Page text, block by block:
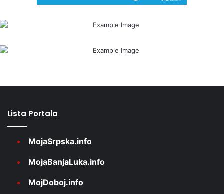
Lista Portala
MojaSrpska.info
MojaBanjaLuka.info
MojDoboj.info